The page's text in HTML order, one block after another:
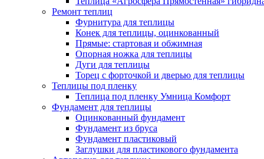
Ремонт теплиц
Фурнитура для теплицы
Конек для теплицы, оцинкованный
Прямые: стартовая и обжимная
Опорная ножка для теплицы
Дуги для теплицы
Торец с форточкой и дверью для теплицы
Теплицы под пленку
Теплица под пленку Умница Комфорт
Фундамент для теплицы
Оцинкованный фундамент
Фундамент из бруса
Фундамент пластиковый
Заглушки для пластикового фундамента